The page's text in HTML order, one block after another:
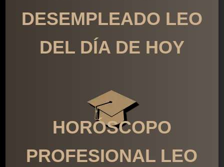
DESEMPLEADO LEO
DEL DÍA DE HOY
HORÓSCOPO
PROFESIONAL LEO